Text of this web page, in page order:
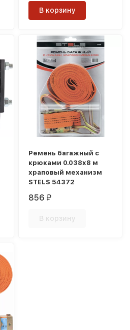
В корзину
Ремень багажный с
крюками 0.038х8 м
храповый механизм
STELS 54372
856₽
В корзину